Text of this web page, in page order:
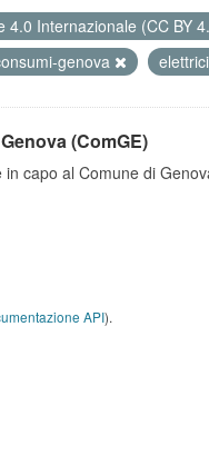
4.0 Internazionale (CC BY
genova
(ComGE)
capo al Comune di
API).